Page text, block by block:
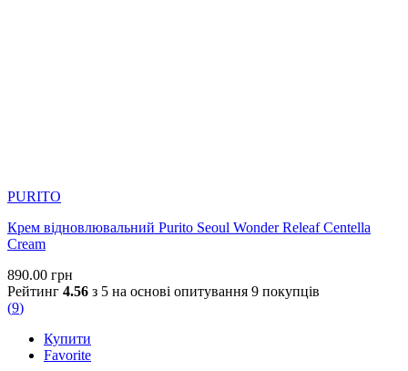
PURITO
Крем відновлювальний Purito Seoul Wonder Releaf Centella
Cream
890.00 грн
Рейтинг 4.56 з 5 на основі опитування 9 покупців
(9)
Купити
Favorite